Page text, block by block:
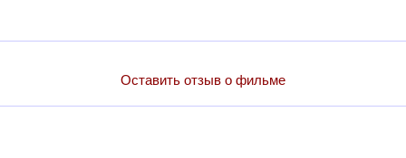
Оставить отзыв о фильме